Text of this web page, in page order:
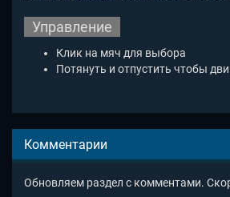
Управление
Клик на мяч для выбора
Потянуть и отпустить чтобы
Комментарии
Обновляем раздел с комментами.